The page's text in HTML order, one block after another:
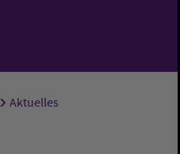
Aktuelles